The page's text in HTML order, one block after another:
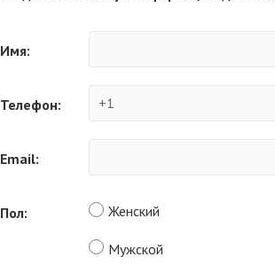
Имя:
Телефон:
Email:
Пол: Женский
Мужской